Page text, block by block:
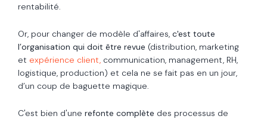
rentabilité.
Or, pour changer de modèle d'affaires, c'est toute
l’organisation qui doit être revue (distribution, marketing
et expérience client, communication, management, RH,
logistique, production) et cela ne se fait pas en un jour,
d’un coup de baguette magique.
C'est bien d'une refonte complète des processus de